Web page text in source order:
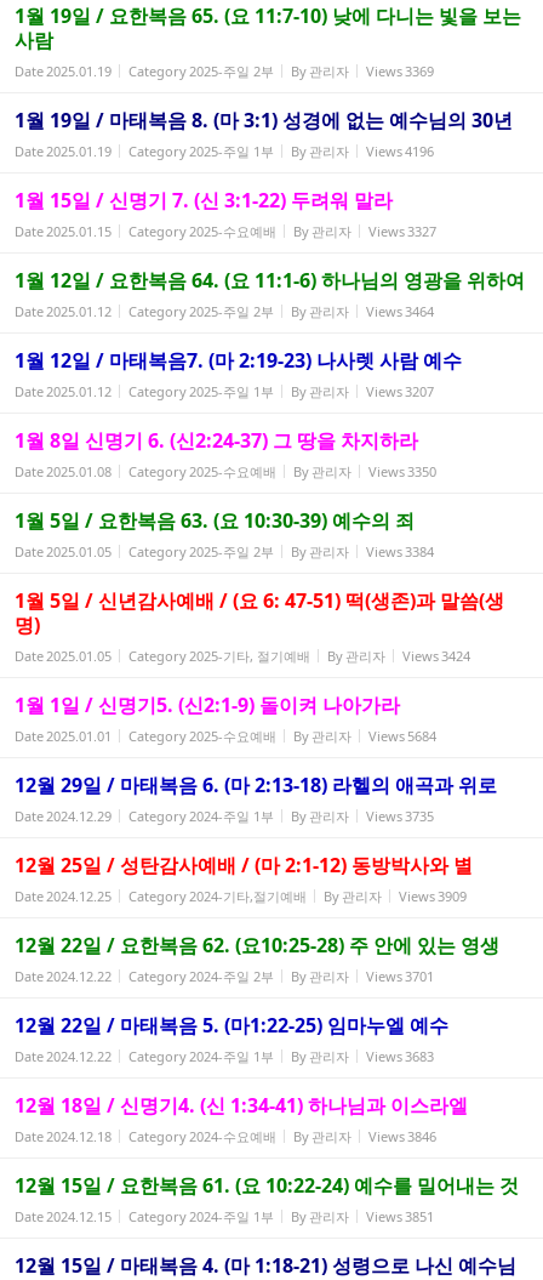
1월 19일 / 요한복음 65. (요 11:7-10) 낮에 다니는 빛을 보는
사람
Date2025.01.19 Category2025-주일 2부 By 관리자 Views3369
1월 19일 / 마태복음 8. (마 3:1) 성경에 없는 예수님의 30년
Date2025.01.19 Category2025-주일 1부 By 관리자 Views4196
1월 15일 / 신명기 7. (신 3:1-22) 두려워 말라
Date2025.01.15 Category2025-수요예배 By 관리자 Views3327
1월 12일 / 요한복음 64. (요 11:1-6) 하나님의 영광을 위하여
Date2025.01.12 Category2025-주일 2부 By 관리자 Views3464
1월 12일 / 마태복음7. (마 2:19-23) 나사렛 사람 예수
Date2025.01.12 Category2025-주일 1부 By 관리자 Views3207
1월 8일 신명기 6. (신2:24-37) 그 땅을 차지하라
Date2025.01.08 Category2025-수요예배 By 관리자 Views3350
1월 5일 / 요한복음 63. (요 10:30-39) 예수의 죄
Date2025.01.05 Category2025-주일 2부 By 관리자 Views3384
1월 5일 / 신년감사예배 / (요 6: 47-51) 떡(생존)과 말씀(생
명)
Date2025.01.05 Category2025-기타, 절기예배 By 관리자 Views3424
1월 1일 / 신명기5. (신2:1-9) 돌이켜 나아가라
Date2025.01.01 Category2025-수요예배 By 관리자 Views 5684
12월 29일 / 마태복음 6. (마 2:13-18) 라헬의 애곡과 위로
Date2024.12.29 Category2024-주일 1부 By 관리자 Views3735
12월 25일 / 성탄감사예배 / (마 2:1-12) 동방박사와 별
Date2024.12.25 Category2024-기타,절기예배 By 관리자 Views3909
12월 22일 / 요한복음 62. (요10:25-28) 주 안에 있는 영생
Date2024.12.22 Category2024-주일 2부 By 관리자 Views3701
12월 22일 / 마태복음 5. (마1:22-25) 임마누엘 예수
Date2024.12.22 Category2024-주일 1부 By 관리자 Views3683
12월 18일 / 신명기4. (신 1:34-41) 하나님과 이스라엘
Date2024.12.18 Category2024-수요예배 By 관리자 Views3846
12월 15일 / 요한복음 61. (요 10:22-24) 예수를 밀어내는 것
Date2024.12.15 Category2024-주일 1부 By 관리자 Views3851
12월 15일 / 마태복음 4. (마 1:18-21) 성령으로 나신 예수님